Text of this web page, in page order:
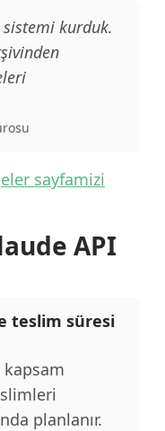
kurduk.
sayfamizi
API
teslim süresi
kapsam
planlanır.